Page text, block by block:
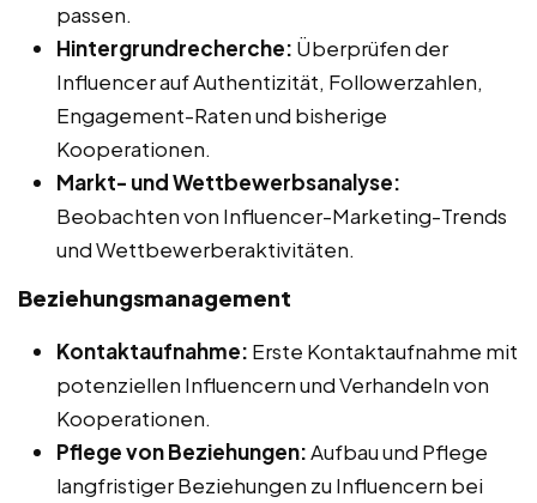
passen.
Hintergrundrecherche: Überprüfen der
Influencer auf Authentizität, Followerzahlen,
Engagement-Raten und bisherige
Kooperationen.
Markt- und Wettbewerbsanalyse:
Beobachten von Influencer-Marketing-Trends
und Wettbewerberaktivitäten.
Beziehungsmanagement
Kontaktaufnahme: Erste Kontaktaufnahme mit
potenziellen Influencern und Verhandeln von
Kooperationen.
Pflege von Beziehungen:Aufbau und Pflege
langfristiger Beziehungen zu Influencern bei